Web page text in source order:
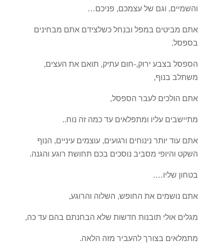
והשמיים, וגם של עצמכם, פניכם…
אתם מביטים במפל ובנחל כשלצידם אתם מבחינים
בספסל.
הספסל בצבע ירוק,-חום עתיק, תואם את העצים,
משתלב בנוף,
אתם הולכים לעבר הספסל,
מתיישבים עליו ומתפלאים עד כמה זה נוח..
אתם עוד יותר נינוחים ורגועים, עוצמים עיניים, הנוף
השקט והיופי מסביב נוסכים בכם תחושת רוגע והגנה.
בטחון שליו….
אתם נושמים את החופש, השלוה והרוגע,
מגלים אולי תובנות חדשות שלא הבחנתם בהם עד כה,
מתמלאים בצורך להעביר מזה הלאה.